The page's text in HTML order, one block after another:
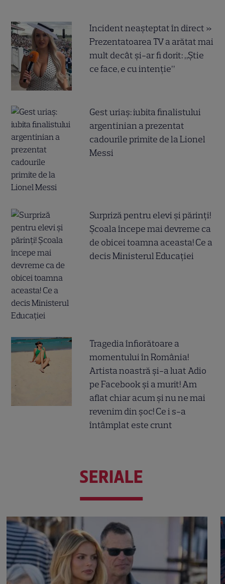
Incident neașteptat în direct »
Prezentatoarea TV a arătat mai
mult decât și-ar fi dorit: „Știe
ce face, e cu intenție”
Gest uriaș: iubita finalistului
argentinian a prezentat
cadourile primite de la Lionel
Messi
Surpriză pentru elevi și părinți!
Școala începe mai devreme ca
de obicei toamna aceasta! Ce a
decis Ministerul Educației
Tragedia înfiorătoare a
momentului în România!
Artista noastră și-a luat Adio
pe Facebook și a murit! Am
aflat chiar acum și nu ne mai
revenim din șoc! Ce i s-a
întâmplat este crunt
SERIALE